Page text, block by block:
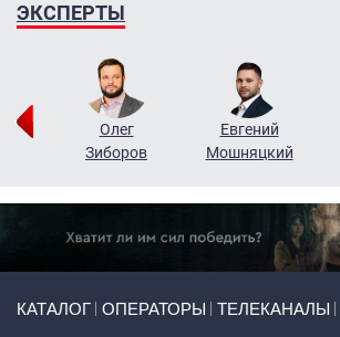
ЭКСПЕРТЫ
Олег
Зиборов
Евгений
Мошняцкий
КАТАЛОГ ОПЕРАТОРЫ ТЕЛЕКАНАЛЫ